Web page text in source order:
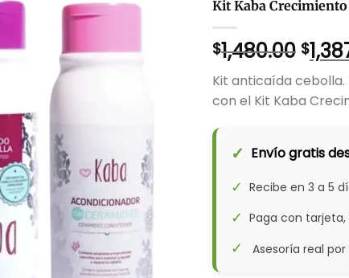
Kit Kaba
$1,480.00 El
era:
$
Kit anticaída
con el Kit Kaba
✓ Envío gratis
✓ Recibe en 3 a 5
✓ Paga con
✓ Asesoría real